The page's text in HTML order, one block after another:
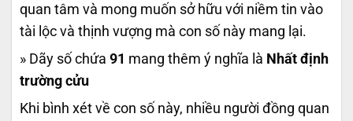
quan tâm và mong muốn sở hữu với niềm tin vào
tài lộc và thịnh vượng mà con số này mang lại.
» Dãy số chứa 91 mang thêm ý nghĩa là Nhất định
trường cửu
Khi bình xét về con số này, nhiều người đồng quan